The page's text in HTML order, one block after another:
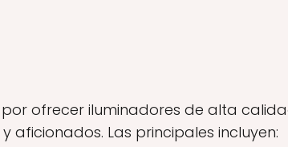
ofrecer iluminadores de alta
aficionados. Las principales incluyen: